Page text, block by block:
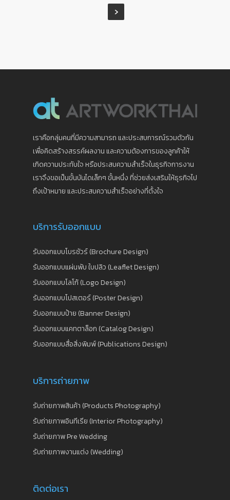
เราคือกลุ่มคนที่มีความสามารถ และประสบการณ์รวมตัวกัน
เพื่อคิดสร้างสรรค์ผลงาน และความต้องการของลูกค้าให้
เกิดความประทับใจ หรือประสบความสำเร็จในธุรกิจการงาน
เราจึงขอเป็นขั้นบันไดเล็กๆ ขั้นหนึ่ง ที่ช่วยส่งเสริมให้ธุรกิจไป
ถึงเป้าหมาย และประสบความสำเร็จอย่างที่ตั้งใจ
บริการรับออกแบบ
รับออกแบบโบรชัวร์ (Brochure Design)
รับออกแบบแผ่นพับ ใบปลิว (Leaflet Design)
รับออกแบบโลโก้ (Logo Design)
รับออกแบบโปสเตอร์ (Poster Design)
รับออกแบบป้าย (Banner Design)
รับออกแบบแคทตาล็อก (Catalog Design)
รับออกแบบสื่อสิ่งพิมพ์ (Publications Design)
บริการถ่ายภาพ
รับถ่ายภาพสินค้า (Products Photography)
รับถ่ายภาพอินทีเรีย (Interior Photography)
รับถ่ายภาพ Pre Wedding
รับถ่ายภาพงานแต่ง (Wedding)
ติดต่อเรา